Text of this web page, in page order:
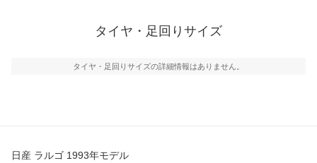
タイヤ・足回りサイズ
タイヤ・足回りサイズの詳細情報はありません。
日産 ラルゴ 1993年モデル